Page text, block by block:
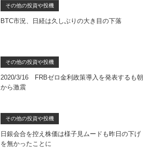
その他の投資や投機
BTC市況、日経は久しぶりの大き目の下落
その他の投資や投機
2020/3/16 FRBゼロ金利政策導入を発表するも朝
から激震
その他の投資や投機
日銀会合を控え株価は様子見ムードも昨日の下げ
を無かったことに